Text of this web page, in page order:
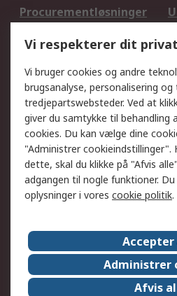
Procurementløsninger
DesignSpark
Dit lokale salgsteam
Support
Få hjælp
Levering
Fakturakopi
Fordele med Mit RS
Om RS
Det juridiske
Job hos RS
Vi respekterer dit
Vi bruger cookies og andre
brugsanalyse, personalisering
tredjepartswebsteder. Ved at
giver du samtykke til behandling
cookies. Du kan vælge dine
"Administrer cookieindstillinger".
dette, skal du klikke på "Afvis
adgangen til nogle funktioner.
oplysninger i vores cookie politik.
Accepter
Administrer
Afvis